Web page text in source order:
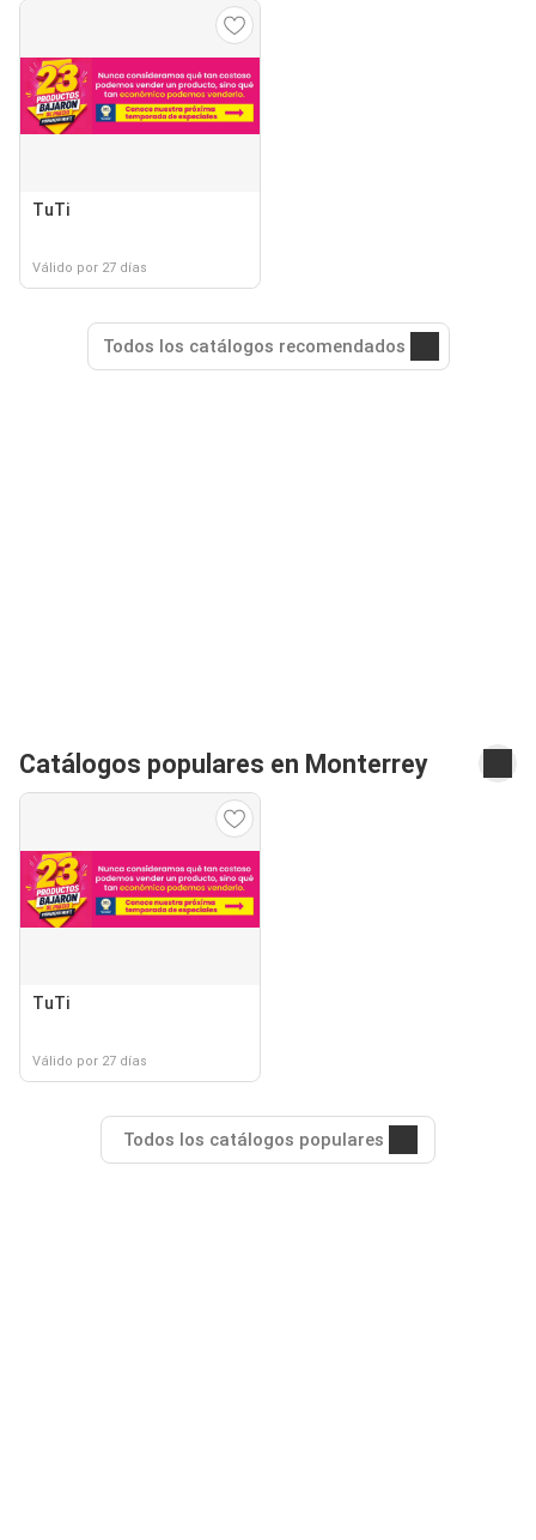
TuTi
Válido por 27 días
Todos los catálogos recomendados
Catálogos populares en Monterrey
TuTi
Válido por 27 días
Todos los catálogos populares